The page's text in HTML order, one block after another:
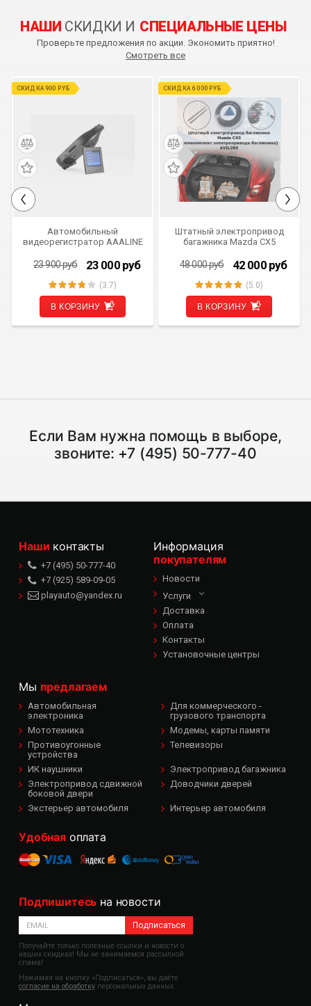
НАШИ СКИДКИ И СПЕЦИАЛЬНЫЕ ЦЕНЫ
Проверьте предложения по акции. Экономить приятно!
Смотреть все
СКИДКА 900 РУБ
Автомобильный
видеорегистратор AAALINE
скрытой установки
23 900руб 23 000 руб
(3.7)
В КОРЗИНУ
СКИДКА 6 000 РУБ
Штатный электропривод
багажника Mazda CX5
электропривода
багажника) AVILINE MOTOR-
CX5
48 000руб 42 000 руб
(5.0)
В КОРЗИНУ
Если Вам нужна помощь в выборе,
звоните: +7 (495) 50-777-40
Наши контакты
+7 (495) 50-777-40
+7 (925) 589-09-05
playauto@yandex.ru
Информация
покупателям
Новости
Услуги
Доставка
Оплата
Контакты
Установочные центры
Мы предлагаем
Автомобильная
электроника
Для коммерческого -
грузового транспорта
Мототехника
Модемы, карты памяти
Противоугонные
устройства
Телевизоры
ИК наушники
Электропривод багажника
Электропривод сдвижной
боковой двери
Доводчики дверей
Экстерьер автомобиля Интерьер автомобиля
Удобнаяоплата
Подпишитесь на новости
Подписаться
Получайте только полезные ссылки и новости о
наших скидках! Мы не занимаемся рассылкой
спама!
Нажимая на кнопку «Подписаться», вы даёте
согласие на обработку персональных данных.